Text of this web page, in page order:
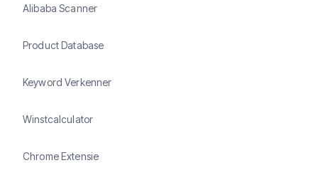
Alibaba Scanner
Product Database
Keyword Verkenner
Winstcalculator
Chrome Extensie